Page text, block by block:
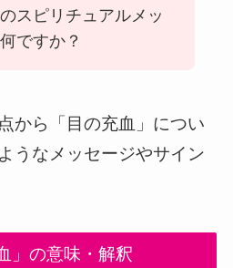
スピリチュアルメッ
ですか？
から「目の充血」につい
うなメッセージやサイン
」の意味・解釈